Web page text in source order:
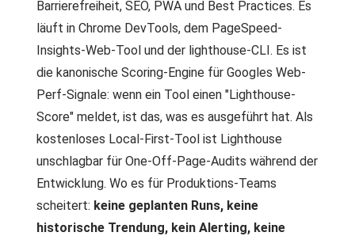
Barrierefreiheit, SEO, PWA und Best Practices. Es
läuft in Chrome DevTools, dem PageSpeed-
Insights-Web-Tool und der lighthouse-CLI. Es ist
die kanonische Scoring-Engine für Googles Web-
Perf-Signale: wenn ein Tool einen "Lighthouse-
Score" meldet, ist das, was es ausgeführt hat. Als
kostenloses Local-First-Tool ist Lighthouse
unschlagbar für One-Off-Page-Audits während der
Entwicklung. Wo es für Produktions-Teams
scheitert: keine geplanten Runs, keine
historische Trendung, kein Alerting, keine